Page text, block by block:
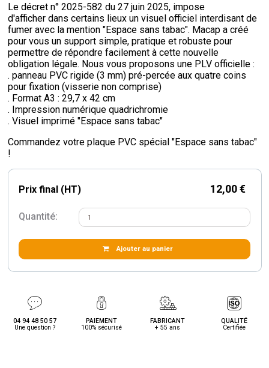
Le décret n° 2025-582 du 27 juin 2025, impose
d'afficher dans certains lieux un visuel officiel interdisant de
fumer avec la mention "Espace sans tabac". Macap a créé
pour vous un support simple, pratique et robuste pour
permettre de répondre facilement à cette nouvelle
obligation légale. Nous vous proposons une PLV officielle :
. panneau PVC rigide (3 mm) pré-percée aux quatre coins
pour fixation (visserie non comprise)
. Format A3 : 29,7 x 42 cm
. Impression numérique quadrichromie
. Visuel imprimé "Espace sans tabac"
Commandez votre plaque PVC spécial "Espace sans tabac"
!
Prix final (HT) 12,00 €
Quantité:
Ajouter au panier
04 94 48 50 57
Une question ?
PAIEMENT
100% sécurisé
FABRICANT
+ 55 ans
QUALITÉ
Certifiée